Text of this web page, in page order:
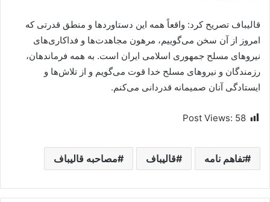
قالیباف تصریح کرد: واقعاً همه این دستاوردها و منطق قدرتی که
امروز از آن سخن می‌گوییم، مرهون مجاهدت‌ها و فداکاری‌های
نیروهای مسلح جمهوری اسلامی ایران است. به همه فرماندهان،
رزمندگان و نیروهای مسلح خدا قوت می‌گویم و از تلاش‌ها و
ایستادگی آنان صمیمانه قدردانی می‌کنم.
Post Views: 58
تفاهم نامه قالیباف مصاحبه قالیباف